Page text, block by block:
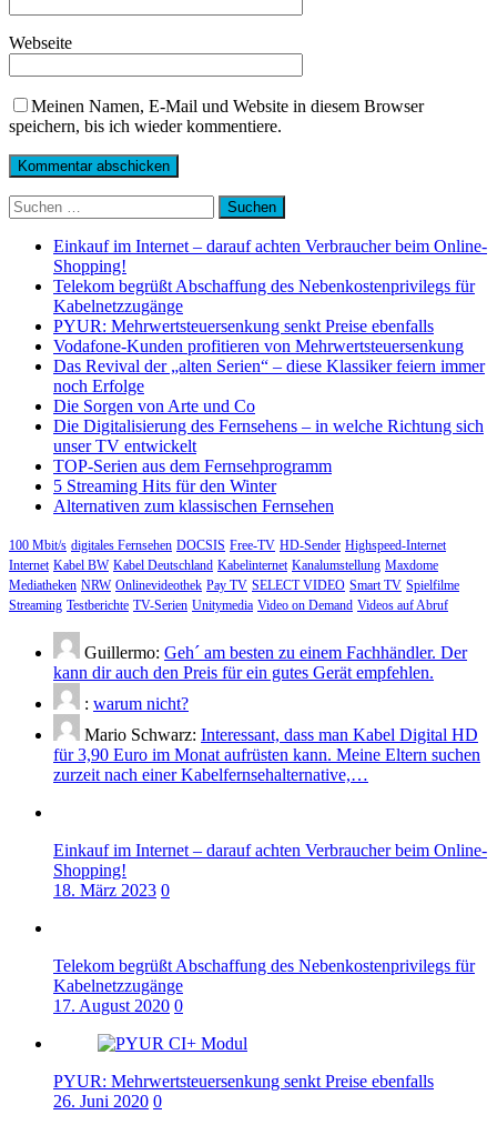
Webseite
Meinen Namen, E-Mail und Website in diesem Browser
speichern, bis ich wieder kommentiere.
Suchen
nach:
Einkauf im Internet – darauf achten Verbraucher beim Online-
Shopping!
Telekom begrüßt Abschaffung des Nebenkostenprivilegs für
Kabelnetzzugänge
PYUR: Mehrwertsteuersenkung senkt Preise ebenfalls
Vodafone-Kunden profitieren von Mehrwertsteuersenkung
Das Revival der „alten Serien“ – diese Klassiker feiern immer
noch Erfolge
Die Sorgen von Arte und Co
Die Digitalisierung des Fernsehens – in welche Richtung sich
unser TV entwickelt
TOP-Serien aus dem Fernsehprogramm
5 Streaming Hits für den Winter
Alternativen zum klassischen Fernsehen
100 Mbit/s digitales Fernsehen DOCSIS Free-TV HD-Sender Highspeed-Internet
Internet Kabel BW Kabel Deutschland Kabelinternet Kanalumstellung Maxdome
Mediatheken NRW Onlinevideothek Pay TV SELECT VIDEO Smart TV Spielfilme
Streaming Testberichte TV-Serien Unitymedia Video on Demand Videos auf Abruf
Guillermo: Geh´ am besten zu einem Fachhändler. Der
kann dir auch den Preis für ein gutes Gerät empfehlen.
: warum nicht?
Mario Schwarz: Interessant, dass man Kabel Digital HD
für 3,90 Euro im Monat aufrüsten kann. Meine Eltern suchen
zurzeit nach einer Kabelfernsehalternative,…
Einkauf im Internet – darauf achten Verbraucher beim Online-
Shopping!
18. März 2023 0
Telekom begrüßt Abschaffung des Nebenkostenprivilegs für
Kabelnetzzugänge
17. August 2020 0
PYUR: Mehrwertsteuersenkung senkt Preise ebenfalls
26. Juni 2020 0